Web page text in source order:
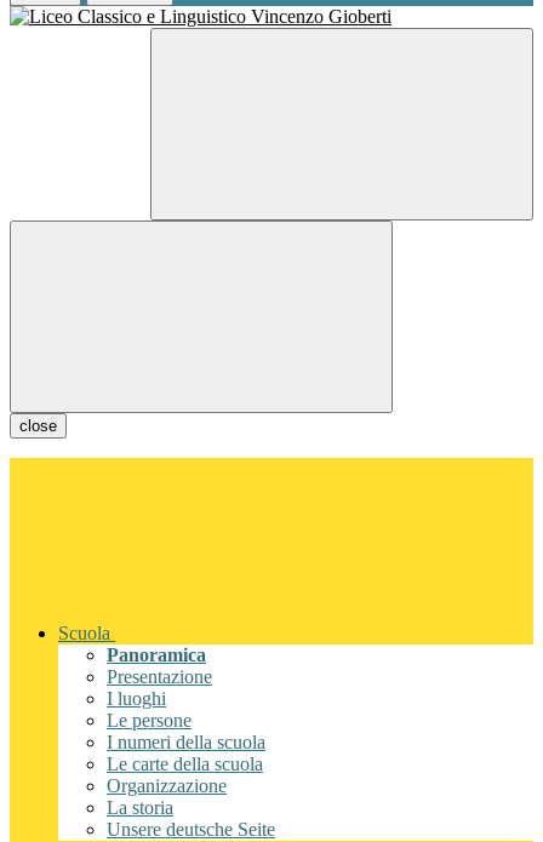
close
Scuola
Panoramica
Presentazione
I luoghi
Le persone
I numeri della scuola
Le carte della scuola
Organizzazione
La storia
Unsere deutsche Seite